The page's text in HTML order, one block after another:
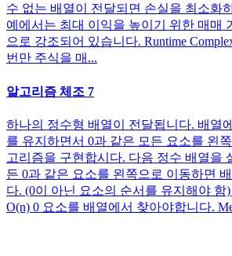
수 없는 배열이 전달되면 손실을 최소화
예에서는 최대 이익을 높이기 위한 매매
으로 강조되어 있습니다. Runtime
번만 주식을 매...
알고리즘 체조 7
하나의 정수형 배열이 전달됩니다. 배열
를 유지하면서 0과 같은 모든 요소를 왼
고리즘을 구현합시다. 다음 정수 배열을
든 0과 같은 요소를 왼쪽으로 이동하면
다. (0이 아닌 요소의 순서를 유지해야 함)
O(n) 0 요소를 배열에서 찾아야합니다.